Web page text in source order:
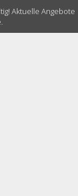
Aktuelle Angebote